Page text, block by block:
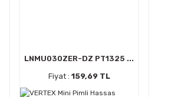
LNMU030ZER-DZ PT1325 ...
Fiyat : 159,69 TL